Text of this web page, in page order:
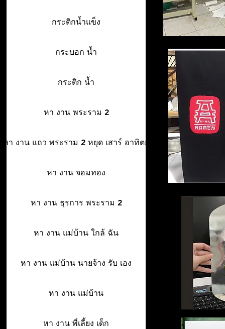
กระติกน้ำแข็ง
กระบอก น้ำ
กระติก น้ำ
หา งาน พระราม 2
หา งาน แถว พระราม 2 หยุด เสาร์ อาทิตย์
หา งาน จอมทอง
หา งาน ธุรการ พระราม 2
หา งาน แม่บ้าน ใกล้ ฉัน
หา งาน แม่บ้าน นายจ้าง รับ เอง
หา งาน แม่บ้าน
หา งาน พี่เลี้ยง เด็ก